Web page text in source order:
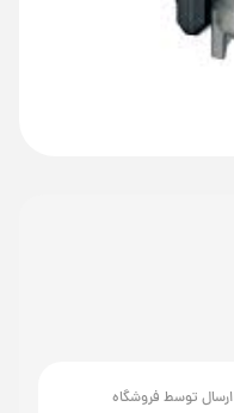
ارسال توسط فروشگاه